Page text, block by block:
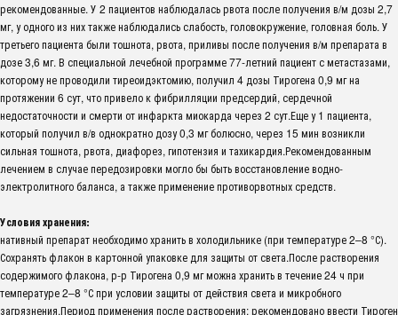
рекомендованные. У 2 пациентов наблюдалась рвота после получения в/м дозы 2,7
мг, у одного из них также наблюдались слабость, головокружение, головная боль. У
третьего пациента были тошнота, рвота, приливы после получения в/м препарата в
дозе 3,6 мг. В специальной лечебной программе 77-летний пациент с метастазами,
которому не проводили тиреоидэктомию, получил 4 дозы Тирогена 0,9 мг на
протяжении 6 сут, что привело к фибрилляции предсердий, сердечной
недостаточности и смерти от инфаркта миокарда через 2 сут.Еще у 1 пациента,
который получил в/в однократно дозу 0,3 мг болюсно, через 15 мин возникли
сильная тошнота, рвота, диафорез, гипотензия и тахикардия.Рекомендованным
лечением в случае передозировки могло бы быть восстановление водно-
электролитного баланса, а также применение противорвотных средств.
Условия хранения:
нативный препарат необходимо хранить в холодильнике (при температуре 2–8 °С).
Сохранять флакон в картонной упаковке для защиты от света.После растворения
содержимого флакона, р-р Тирогена 0,9 мг можна хранить в течение 24 ч при
температуре 2–8 °С при условии защиты от действия света и микробного
загрязнения.Период применения после растворения: рекомендовано ввести Тироген